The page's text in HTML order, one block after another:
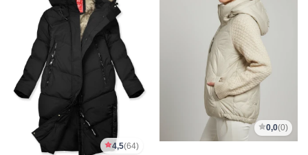
4,5(64)
0,0(0)